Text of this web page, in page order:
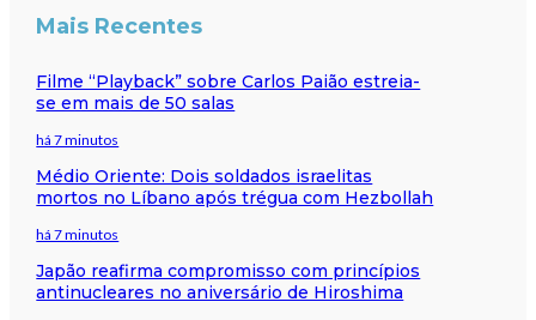
Mais Recentes
Filme “Playback” sobre Carlos Paião estreia-
se em mais de 50 salas
há 7 minutos
Médio Oriente: Dois soldados israelitas
mortos no Líbano após trégua com Hezbollah
há 7 minutos
Japão reafirma compromisso com princípios
antinucleares no aniversário de Hiroshima